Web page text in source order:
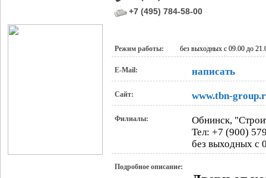
+7 (495) 784-58-00
Режим работы: без выходных с 09.00 до
E-Mail: написать
Сайт: www.tbn-
Филиалы:
Обнинск,
Тел: +7 (900)
без выходных с
Подробное описание: